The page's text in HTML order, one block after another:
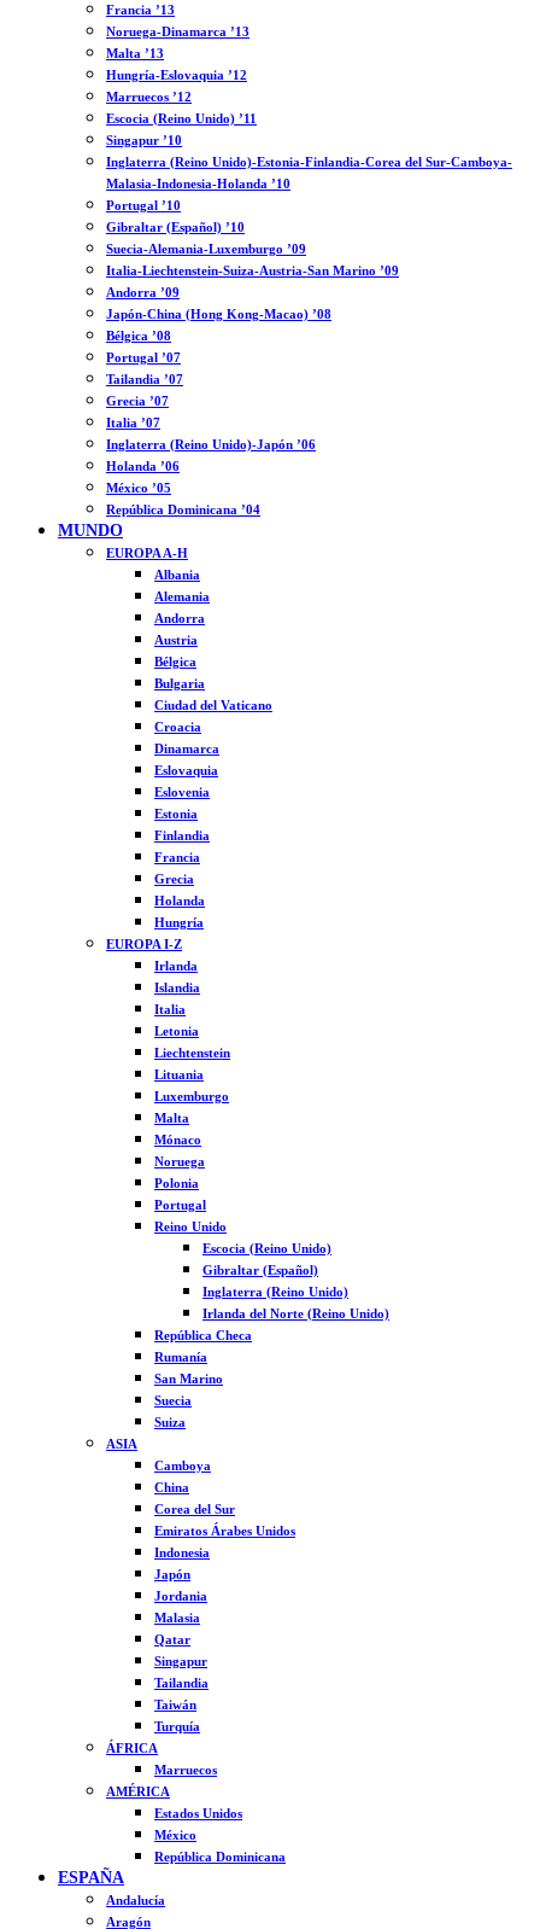
Francia ’13
Noruega-Dinamarca ’13
Malta ’13
Hungría-Eslovaquia ’12
Marruecos ’12
Escocia (Reino Unido) ’11
Singapur ’10
Inglaterra (Reino Unido)-Estonia-Finlandia-Corea del Sur-Camboya-
Malasia-Indonesia-Holanda ’10
Portugal ’10
Gibraltar (Español) ’10
Suecia-Alemania-Luxemburgo ’09
Italia-Liechtenstein-Suiza-Austria-San Marino ’09
Andorra ’09
Japón-China (Hong Kong-Macao) ’08
Bélgica ’08
Portugal ’07
Tailandia ’07
Grecia ’07
Italia ’07
Inglaterra (Reino Unido)-Japón ’06
Holanda ’06
México ’05
República Dominicana ’04
MUNDO
EUROPA A-H
Albania
Alemania
Andorra
Austria
Bélgica
Bulgaria
Ciudad del Vaticano
Croacia
Dinamarca
Eslovaquia
Eslovenia
Estonia
Finlandia
Francia
Grecia
Holanda
Hungría
EUROPA I-Z
Irlanda
Islandia
Italia
Letonia
Liechtenstein
Lituania
Luxemburgo
Malta
Mónaco
Noruega
Polonia
Portugal
Reino Unido
Escocia (Reino Unido)
Gibraltar (Español)
Inglaterra (Reino Unido)
Irlanda del Norte (Reino Unido)
República Checa
Rumanía
San Marino
Suecia
Suiza
ASIA
Camboya
China
Corea del Sur
Emiratos Árabes Unidos
Indonesia
Japón
Jordania
Malasia
Qatar
Singapur
Tailandia
Taiwán
Turquía
ÁFRICA
Marruecos
AMÉRICA
Estados Unidos
México
República Dominicana
ESPAÑA
Andalucía
Aragón